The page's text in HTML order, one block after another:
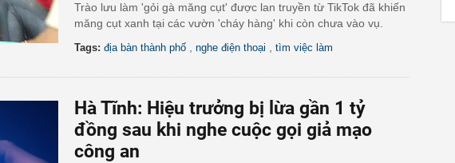
Trào lưu làm 'gỏi gà măng cụt' được lan truyền từ TikTok đã khiến
măng cụt xanh tại các vườn 'cháy hàng' khi còn chưa vào vụ.
Tags: địa bàn thành phố nghe điện thoại tìm việc làm
Hà Tĩnh: Hiệu trưởng bị lừa gần 1 tỷ
đồng sau khi nghe cuộc gọi giả mạo
công an